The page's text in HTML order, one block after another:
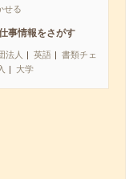
せる
事情報をさがす
法人 英語
書類チェ
大学